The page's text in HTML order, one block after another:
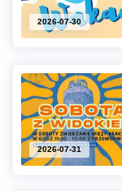
2026-07-30
2026-07-31